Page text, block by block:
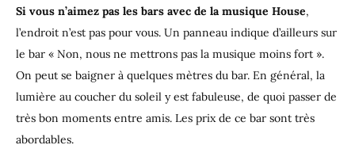
Si vous n’aimez pas les bars avec de la musique House,
l’endroit n’est pas pour vous. Un panneau indique d’ailleurs sur
le bar « Non, nous ne mettrons pas la musique moins fort ».
On peut se baigner à quelques mètres du bar. En général, la
lumière au coucher du soleil y est fabuleuse, de quoi passer de
très bon moments entre amis. Les prix de ce bar sont très
abordables.